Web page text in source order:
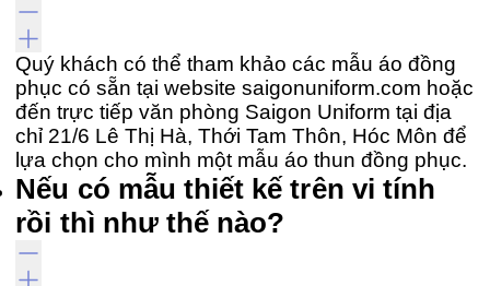
Quý khách có thể tham khảo các mẫu áo đồng
phục có sẵn tại website saigonuniform.com hoặc
đến trực tiếp văn phòng Saigon Uniform tại địa
chỉ 21/6 Lê Thị Hà, Thới Tam Thôn, Hóc Môn để
lựa chọn cho mình một mẫu áo thun đồng phục.
Nếu có mẫu thiết kế trên vi tính
rồi thì như thế nào?